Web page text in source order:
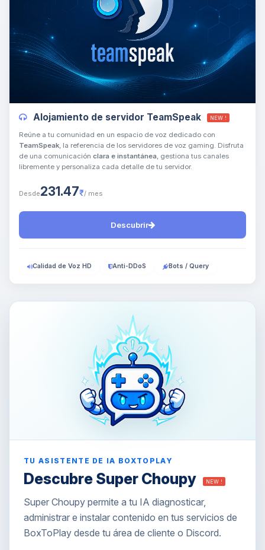
Alojamiento de servidor TeamSpeak NEW !
Reúne a tu comunidad en un espacio de voz dedicado con
TeamSpeak, la referencia de los servidores de voz gaming. Disfruta
de una comunicación clara e instantánea, gestiona tus canales
libremente y personaliza cada detalle de tu servidor.
Desde231.47₹/ mes
Descubrir
Calidad de Voz HD Anti-DDoS Bots / Query
TU ASISTENTE DE IA BOXTOPLAY
Descubre Super Choupy NEW !
Super Choupy permite a tu IA diagnosticar,
administrar e instalar contenido en tus servicios de
BoxToPlay desde tu área de cliente o Discord.
Yupi, por fin alguien con quien
hablar! Soy Choupy, tu pequeno
asistente de BoxToPlay. Cuentame
que necesitas y moveré mis
pequenos circuitos para ayudarte.
06/08/2026 16:17